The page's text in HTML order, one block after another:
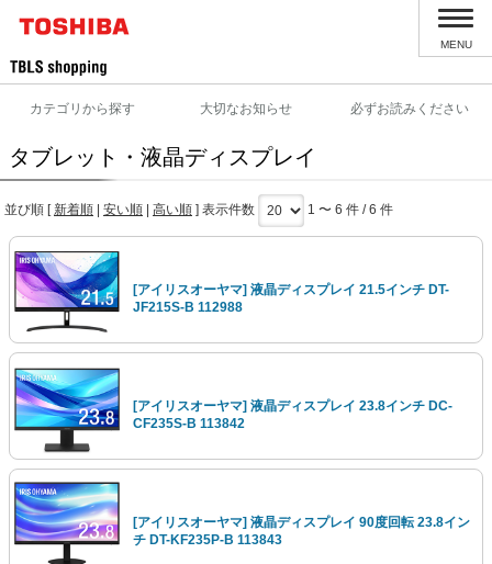
MENU
カテゴリから探す 大切なお知らせ 必ずお読みください
タブレット・液晶ディスプレイ
並び順 [新着順 安い順 高い順 ] 表示件数 1 〜 6 件 / 6 件
[アイリスオーヤマ] 液晶ディスプレイ 21.5インチ DT-
JF215S-B 112988
[アイリスオーヤマ] 液晶ディスプレイ 23.8インチ DC-
CF235S-B 113842
[アイリスオーヤマ] 液晶ディスプレイ 90度回転 23.8イン
チ DT-KF235P-B 113843